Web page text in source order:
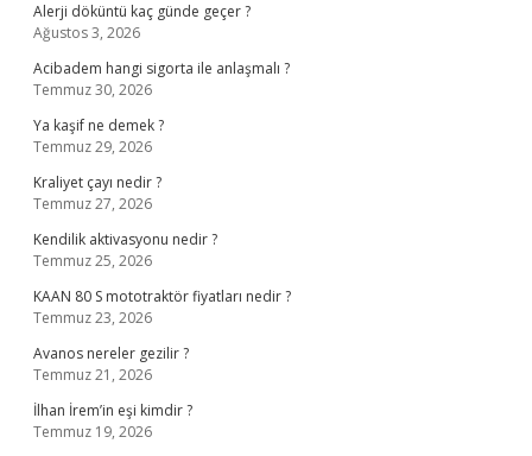
Alerji döküntü kaç günde geçer ?
Ağustos 3, 2026
Acibadem hangi sigorta ile anlaşmalı ?
Temmuz 30, 2026
Ya kaşif ne demek ?
Temmuz 29, 2026
Kraliyet çayı nedir ?
Temmuz 27, 2026
Kendilik aktivasyonu nedir ?
Temmuz 25, 2026
KAAN 80 S mototraktör fiyatları nedir ?
Temmuz 23, 2026
Avanos nereler gezilir ?
Temmuz 21, 2026
İlhan İrem’in eşi kimdir ?
Temmuz 19, 2026